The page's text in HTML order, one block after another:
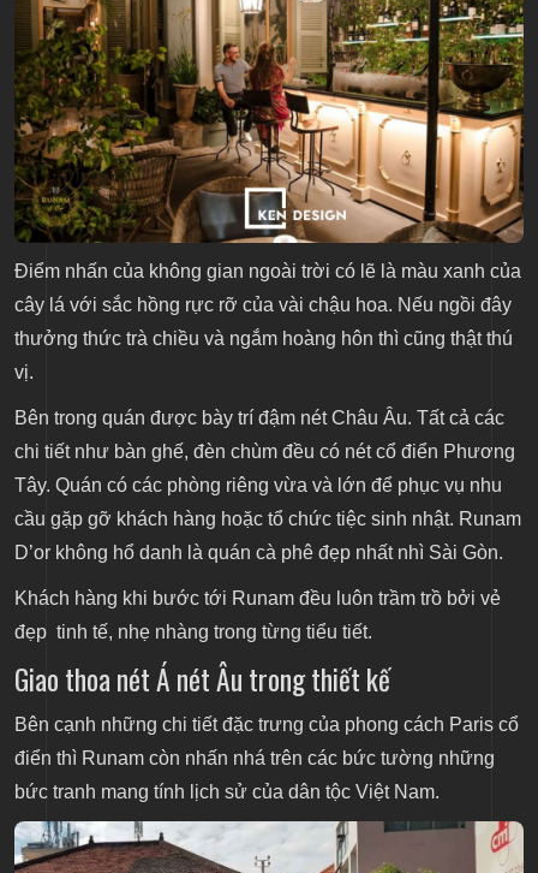
Điểm nhấn của không gian ngoài trời có lẽ là màu xanh của
cây lá với sắc hồng rực rỡ của vài chậu hoa. Nếu ngồi đây
thưởng thức trà chiều và ngắm hoàng hôn thì cũng thật thú
vị.
Bên trong quán được bày trí đậm nét Châu Âu. Tất cả các
chi tiết như bàn ghế, đèn chùm đều có nét cổ điển Phương
Tây. Quán có các phòng riêng vừa và lớn để phục vụ nhu
cầu gặp gỡ khách hàng hoặc tổ chức tiệc sinh nhật. Runam
D’or không hổ danh là quán cà phê đẹp nhất nhì Sài Gòn.
Khách hàng khi bước tới Runam đều luôn trầm trồ bởi vẻ
đẹp tinh tế, nhẹ nhàng trong từng tiểu tiết.
Giao thoa nét Á nét Âu trong thiết kế
Bên cạnh những chi tiết đặc trưng của phong cách Paris cổ
điển thì Runam còn nhấn nhá trên các bức tường những
bức tranh mang tính lịch sử của dân tộc Việt Nam.